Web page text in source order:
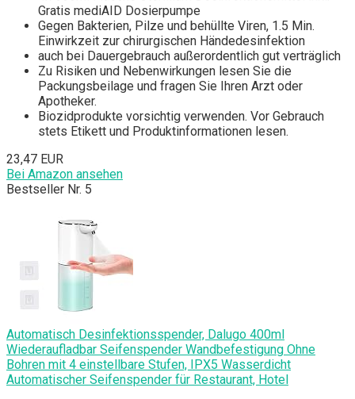
Gratis mediAID Dosierpumpe
Gegen Bakterien, Pilze und behüllte Viren, 1.5 Min.
Einwirkzeit zur chirurgischen Händedesinfektion
auch bei Dauergebrauch außerordentlich gut verträglich
Zu Risiken und Nebenwirkungen lesen Sie die
Packungsbeilage und fragen Sie Ihren Arzt oder
Apotheker.
Biozidprodukte vorsichtig verwenden. Vor Gebrauch
stets Etikett und Produktinformationen lesen.
23,47 EUR
Bei Amazon ansehen
Bestseller Nr. 5
Automatisch Desinfektionsspender, Dalugo 400ml
Wiederaufladbar Seifenspender Wandbefestigung Ohne
Bohren mit 4 einstellbare Stufen, IPX5 Wasserdicht
Automatischer Seifenspender für Restaurant, Hotel